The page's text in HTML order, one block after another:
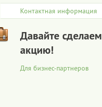
Контактная информация
Давайте сделаем
акцию!
Для бизнес-партнеров